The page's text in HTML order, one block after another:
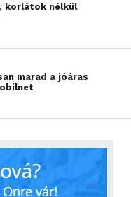
korlátok nélkül
marad a jóáras